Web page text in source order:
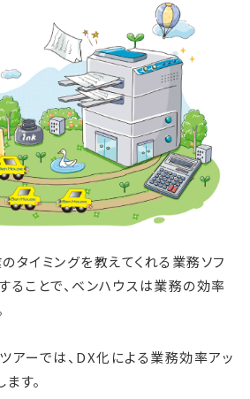
タイミングを教えてくれる業務ソフ
ることで、ベンハウスは業務の効率
アーでは、DX化による業務効率アッ
す。